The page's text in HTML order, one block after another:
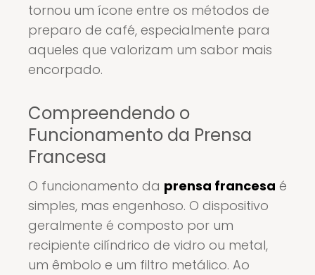
tornou um ícone entre os métodos de
preparo de café, especialmente para
aqueles que valorizam um sabor mais
encorpado.
Compreendendo o
Funcionamento da Prensa
Francesa
O funcionamento da prensa francesa é
simples, mas engenhoso. O dispositivo
geralmente é composto por um
recipiente cilíndrico de vidro ou metal,
um êmbolo e um filtro metálico. Ao